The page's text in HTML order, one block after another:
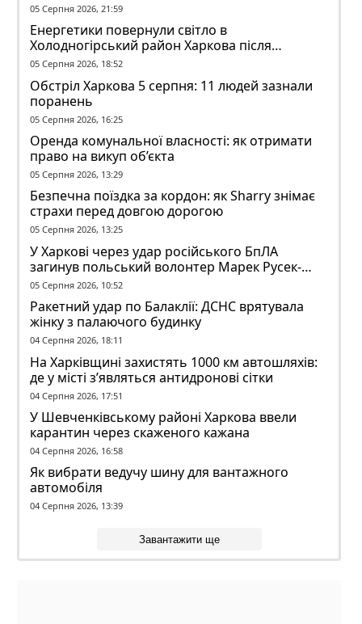
05 Серпня 2026, 21:59
Енергетики повернули світло в
Холодногірський район Харкова після
ворожого обстрілу
05 Серпня 2026, 18:52
Обстріл Харкова 5 серпня: 11 людей зазнали
поранень
05 Серпня 2026, 16:25
Оренда комунальної власності: як отримати
право на викуп об’єкта
05 Серпня 2026, 13:29
Безпечна поїздка за кордон: як Sharry знімає
страхи перед довгою дорогою
05 Серпня 2026, 13:25
У Харкові через удар російського БпЛА
загинув польський волонтер Марек Русек-
Вольський
05 Серпня 2026, 10:52
Ракетний удар по Балаклії: ДСНС врятувала
жінку з палаючого будинку
04 Серпня 2026, 18:11
На Харківщині захистять 1000 км автошляхів:
де у місті з’являться антидронові сітки
04 Серпня 2026, 17:51
У Шевченківському районі Харкова ввели
карантин через скаженого кажана
04 Серпня 2026, 16:58
Як вибрати ведучу шину для вантажного
автомобіля
04 Серпня 2026, 13:39
Завантажити ще